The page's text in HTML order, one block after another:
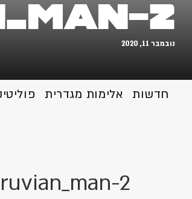
2
נובמבר 11, 2020
חדשות אלימות מגדרית
2